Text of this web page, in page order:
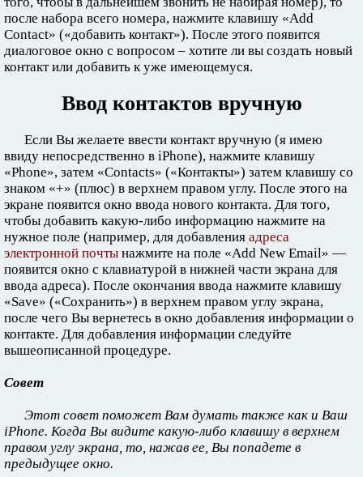
после набора всего номера, нажмите клавишу «Add
Contact» («добавить контакт»). После этого появится
диалоговое окно с вопросом – хотите ли вы создать новый
контакт или добавить к уже имеющемуся.
Ввод контактов вручную
Если Вы желаете ввести контакт вручную (я имею
ввиду непосредственно в iPhone), нажмите клавишу
«Phone», затем «Contacts» («Контакты») затем клавишу со
знаком «+» (плюс) в верхнем правом углу. После этого на
экране появится окно ввода нового контакта. Для того,
чтобы добавить какую-либо информацию нажмите на
нужное поле (например, для добавления адреса
электронной почты нажмите на поле «Add New Email» —
появится окно с клавиатурой в нижней части экрана для
ввода адреса). После окончания ввода нажмите клавишу
«Save» («Сохранить») в верхнем правом углу экрана,
после чего Вы вернетесь в окно добавления информации о
контакте. Для добавления информации следуйте
вышеописанной процедуре.
Совет
Этот совет поможет Вам думать также как и Ваш
iPhone. Когда Вы видите какую-либо клавишу в верхнем
правом углу экрана, то, нажав ее, Вы попадете в
предыдущее окно.